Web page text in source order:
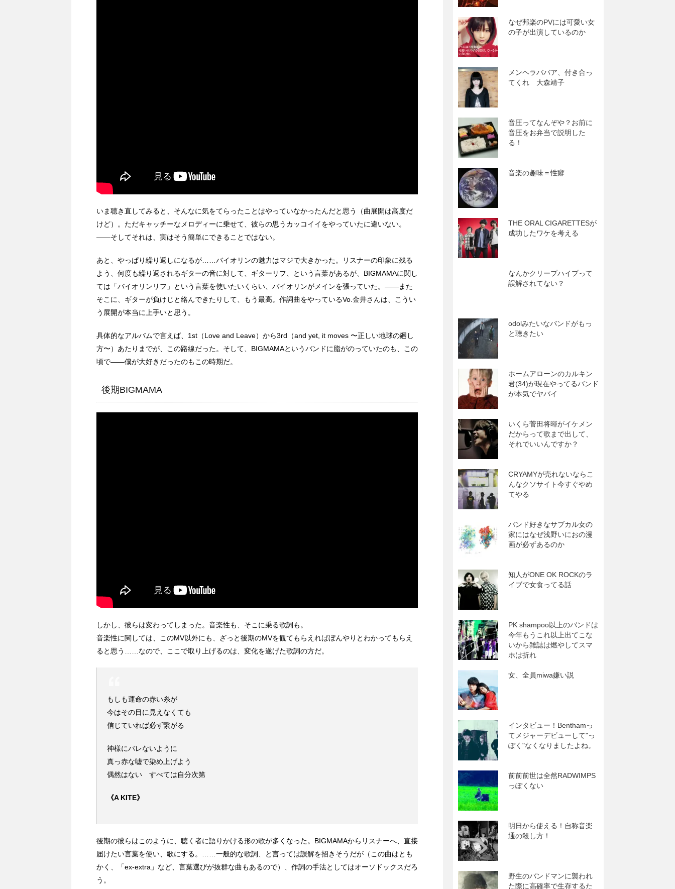
いま聴き直してみると、そんなに気をてらったことはやっていなかったんだと思う（曲展開は高度だ
けど）。ただキャッチーなメロディーに乗せて、彼らの思うカッコイイをやっていたに違いない。
――そしてそれは、実はそう簡単にできることではない。
あと、やっぱり繰り返しになるが……バイオリンの魅力はマジで大きかった。リスナーの印象に残る
よう、何度も繰り返されるギターの音に対して、ギターリフ、という言葉があるが、BIGMAMAに関し
ては「バイオリンリフ」という言葉を使いたいくらい、バイオリンがメインを張っていた。――また
そこに、ギターが負けじと絡んできたりして、もう最高。作詞曲をやっているVo.金井さんは、こうい
う展開が本当に上手いと思う。
具体的なアルバムで言えば、1st（Love and Leave）から3rd（and yet, it moves 〜正しい地球の廻し
方〜）あたりまでが、この路線だった。そして、BIGMAMAというバンドに脂がのっていたのも、この
頃で――僕が大好きだったのもこの時期だ。
後期BIGMAMA
しかし、彼らは変わってしまった。音楽性も、そこに乗る歌詞も。
音楽性に関しては、このMV以外にも、ざっと後期のMVを観てもらえればぼんやりとわかってもらえ
ると思う……なので、ここで取り上げるのは、変化を遂げた歌詞の方だ。
もしも運命の赤い糸が
今はその目に見えなくても
信じていれば必ず繋がる
神様にバレないように
真っ赤な嘘で染め上げよう
偶然はない すべては自分次第
《A KITE》
後期の彼らはこのように、聴く者に語りかける形の歌が多くなった。BIGMAMAからリスナーへ、直接
届けたい言葉を使い、歌にする。……一般的な歌詞、と言っては誤解を招きそうだが（この曲はとも
かく、「ex-extra」など、言葉選びが抜群な曲もあるので）、作詞の手法としてはオーソドックスだろ
う。
なぜ邦楽のPVには可愛い女
の子が出演しているのか
メンヘラババア、付き合っ
てくれ 大森靖子
音圧ってなんぞや？お前に
音圧をお弁当で説明した
る！
音楽の趣味＝性癖
THE ORAL CIGARETTESが
成功したワケを考える
なんかクリープハイプって
誤解されてない？
odolみたいなバンドがもっ
と聴きたい
ホームアローンのカルキン
君(34)が現在やってるバンド
が本気でヤバイ
いくら菅田将暉がイケメン
だからって歌まで出して、
それでいいんですか？
CRYAMYが売れないならこ
んなクソサイト今すぐやめ
てやる
バンド好きなサブカル女の
家にはなぜ浅野いにおの漫
画が必ずあるのか
知人がONE OK ROCKのラ
イブで女食ってる話
PK shampoo以上のバンドは
今年もうこれ以上出てこな
いから雑誌は燃やしてスマ
ホは折れ
女、全員miwa嫌い説
インタビュー！Benthamっ
てメジャーデビューして"っ
ぽく"なくなりましたよね。
前前前世は全然RADWIMPS
っぽくない
明日から使える！自称音楽
通の殺し方！
野生のバンドマンに襲われ
た際に高確率で生存するた